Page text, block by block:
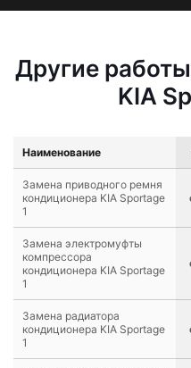
Другие
KIA
Наименование
Замена приводного ремня
кондиционера KIA Sportage
1
Замена электромуфты
компрессора
кондиционера KIA Sportage
1
Замена радиатора
кондиционера KIA Sportage
1